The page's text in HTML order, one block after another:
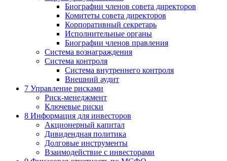
Биографии членов совета директоров
Комитеты совета директоров
Корпоративный секретарь
Исполнительные органы
Биографии членов правления
Система вознаграждения
Система контроля
Система внутреннего контроля
Внешний аудит
7 Управление рисками
Риск-менеджмент
Ключевые риски
8 Информация для инвесторов
Акционерный капитал
Дивидендная политика
Долговые инструменты
Взаимодействие с инвеcторами